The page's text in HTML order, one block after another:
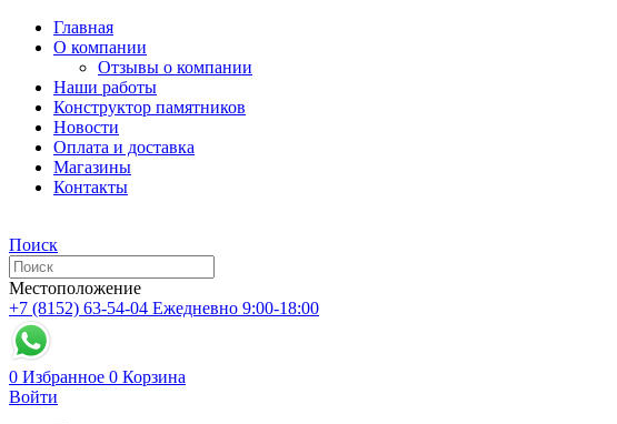
Главная
О компании
Отзывы о компании
Наши работы
Конструктор памятников
Новости
Оплата и доставка
Магазины
Контакты
Поиск
Местоположение
+7 (8152) 63-54-04 Ежедневно 9:00-18:00
0 Избранное 0 Корзина
Войти